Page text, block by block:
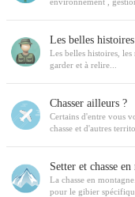
Les belles
Les belles histoires,
garder et à relire...
Chasser ailleurs ?
Certains d'entre vous
chasse et d'autres
Setter et chasse
La chasse en
pour le gibier